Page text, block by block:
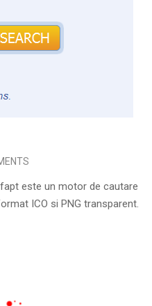
este un motor de cautare
ICO si PNG transparent.